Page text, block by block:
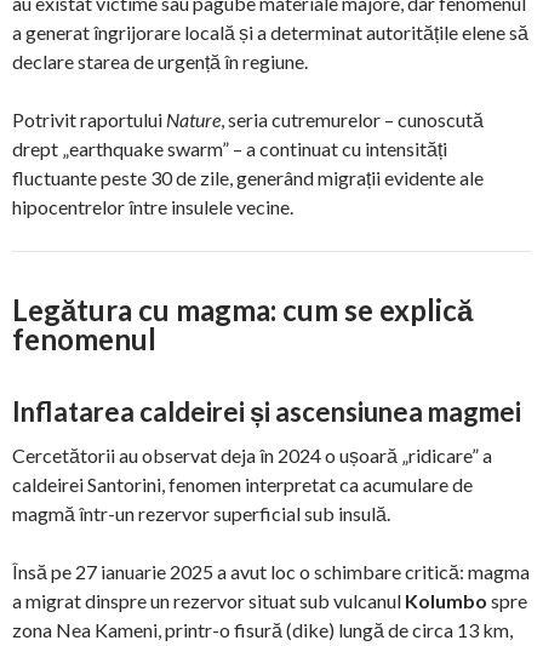
a generat îngrijorare locală și a determinat autoritățile elene să
declare starea de urgență în regiune.
Potrivit raportului Nature, seria cutremurelor – cunoscută
drept „earthquake swarm” – a continuat cu intensități
fluctuante peste 30 de zile, generând migrații evidente ale
hipocentrelor între insulele vecine.
Legătura cu magma: cum se explică
fenomenul
Inflatarea caldeirei și ascensiunea magmei
Cercetătorii au observat deja în 2024 o ușoară „ridicare” a
caldeirei Santorini, fenomen interpretat ca acumulare de
magmă într-un rezervor superficial sub insulă.
Însă pe 27 ianuarie 2025 a avut loc o schimbare critică: magma
a migrat dinspre un rezervor situat sub vulcanul Kolumbo spre
zona Nea Kameni, printr-o fisură (dike) lungă de circa 13 km,